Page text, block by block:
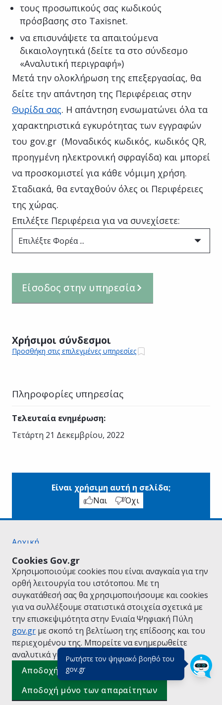
Ρωτήστε τον ψηφιακό βοηθό του
gov.gr(πάτησε για κλείσιμο)
Cookies Gov.gr
Χρησιμοποιούμε cookies που είναι αναγκαία για την
ορθή λειτουργία του ιστότοπου. Με τη
συγκατάθεσή σας θα χρησιμοποιήσουμε και cookies
για να συλλέξουμε στατιστικά στοιχεία σχετικά με
την επισκεψιμότητα στην Ενιαία Ψηφιακή Πύλη
gov.gr με σκοπό τη βελτίωση της επίδοσης και του
περιεχομένου της. Μπορείτε να ενημερωθείτε
αναλυτικά για την Πολιτική Cookies.
Αποδοχή όλων
Αποδοχή μόνο των απαραίτητων
τους προσωπικούς σας κωδικούς
πρόσβασης στο Taxisnet.
να επισυνάψετε τα απαιτούμενα
δικαιολογητικά (δείτε τα στο σύνδεσμο
«Αναλυτική περιγραφή»)
Μετά την ολοκλήρωση της επεξεργασίας, θα
δείτε την απάντηση της Περιφέρειας στην
Θυρίδα σας. Η απάντηση ενσωματώνει όλα τα
χαρακτηριστικά εγκυρότητας των εγγραφών
του gov.gr (Μοναδικός κωδικός, κωδικός QR,
προηγμένη ηλεκτρονική σφραγίδα) και μπορεί
να προσκομιστεί για κάθε νόμιμη χρήση.
Σταδιακά, θα ενταχθούν όλες οι Περιφέρειες
της χώρας.
Επιλέξτε Περιφέρεια για να συνεχίσετε:
Επιλέξτε Φορέα ...
Είσοδος στην υπηρεσία
Χρήσιμοι σύνδεσμοι
Προσθήκη στις επιλεγμένες υπηρεσίες
Πληροφορίες υπηρεσίας
Τελευταία ενημέρωση:
Τετάρτη 21 Δεκεμβρίου, 2022
Είναι χρήσιμη αυτή η σελίδα;
Ναι
Όχι
Αρχική
Όροι Χρήσης
Πολιτική Απορρήτου
Δήλωση προσβασιμότητας
Πολιτική cookies
Προτάσεις για το gov.gr
Υλοποίηση από το Υπουργείο Ψηφιακής
Διακυβέρνησης
Ελληνικά |Αγγλικά